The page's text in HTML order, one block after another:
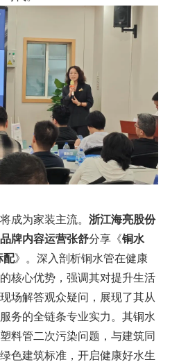
成为家装主流。 浙江海亮股份
牌内容运营张舒分享《铜水
配》。深入剖析铜水管在健康
核心优势，强调其对提升生活
场解答观众疑问，展现了其从
务的全链条专业实力。其铜水
料管二次污染问题，与建筑同
色建筑标准，开启健康好水生